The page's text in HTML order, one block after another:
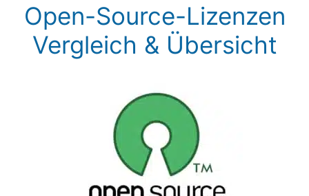
Open-Source-Lizenzen
Vergleich & Übersicht